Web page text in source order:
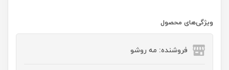
ویژگی‌های محصول
فروشنده: مه رو‌شو